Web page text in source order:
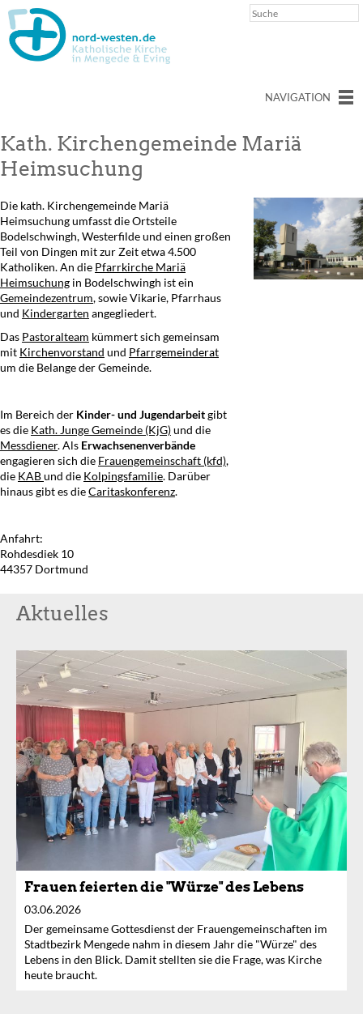
NAVIGATION
Kath. Kirchengemeinde Mariä
Heimsuchung
Die kath. Kirchengemeinde Mariä
Heimsuchung umfasst die Ortsteile
Bodelschwingh, Westerfilde und einen großen
Teil von Dingen mit zur Zeit etwa 4.500
Katholiken. An die Pfarrkirche Mariä
Heimsuchung in Bodelschwingh ist ein
Gemeindezentrum, sowie Vikarie, Pfarrhaus
und Kindergarten angegliedert.
Das Pastoralteam kümmert sich gemeinsam
mit Kirchenvorstand und Pfarrgemeinderat
um die Belange der Gemeinde.
Im Bereich der Kinder- und Jugendarbeitgibt
es die Kath. Junge Gemeinde (KjG)und die
Messdiener. Als Erwachsenenverbände
engagieren sich die Frauengemeinschaft (kfd),
die KABund die Kolpingsfamilie. Darüber
hinaus gibt es dieCaritaskonferenz.
Anfahrt:
Rohdesdiek 10
44357 Dortmund
Aktuelles
Frauen feierten die "Würze" des Lebens
03.06.2026
Der gemeinsame Gottesdienst der Frauengemeinschaften im
Stadtbezirk Mengede nahm in diesem Jahr die "Würze" des
Lebens in den Blick. Damit stellten sie die Frage, was Kirche
heute braucht.